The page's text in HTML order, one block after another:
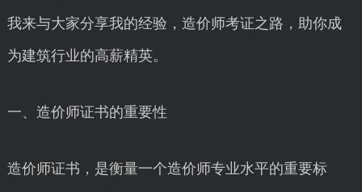
我来与大家分享我的经验，造价师考证之路，助你成
为建筑行业的高薪精英。
一、造价师证书的重要性
造价师证书，是衡量一个造价师专业水平的重要标